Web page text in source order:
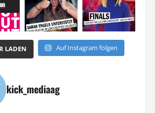
LADEN Auf Instagram folgen
kick_mediaag